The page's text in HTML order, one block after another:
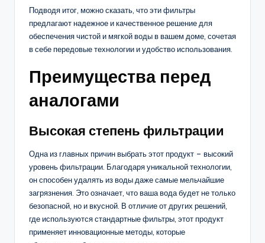
Подводя итог, можно сказать, что эти фильтры
предлагают надежное и качественное решение для
обеспечения чистой и мягкой воды в вашем доме, сочетая
в себе передовые технологии и удобство использования.
Преимущества перед
аналогами
Высокая степень фильтрации
Одна из главных причин выбрать этот продукт – высокий
уровень фильтрации. Благодаря уникальной технологии,
он способен удалять из воды даже самые мельчайшие
загрязнения. Это означает, что ваша вода будет не только
безопасной, но и вкусной. В отличие от других решений,
где используются стандартные фильтры, этот продукт
применяет инновационные методы, которые